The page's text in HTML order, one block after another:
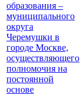
образования –
муниципального
округа
Черемушки в
городе Москве,
осуществляющего
полномочия на
постоянной
основе